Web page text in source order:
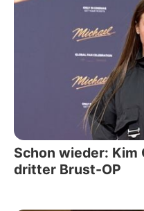
Schon wieder:
dritter Brust-OP